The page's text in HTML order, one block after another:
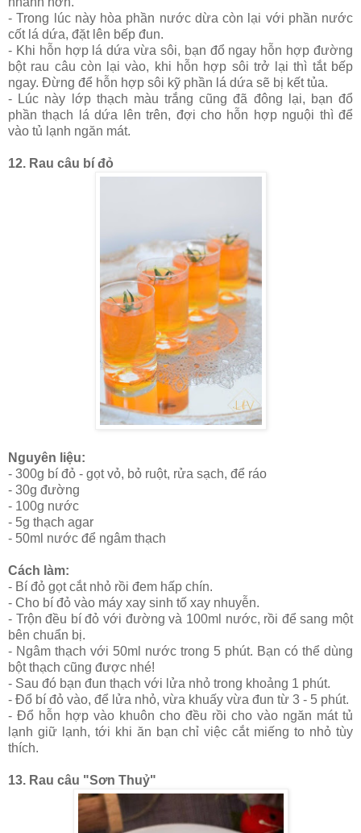
- Trong lúc này hòa phần nước dừa còn lại với phần nước
cốt lá dứa, đặt lên bếp đun.
- Khi hỗn hợp lá dứa vừa sôi, bạn đổ ngay hỗn hợp đường
bột rau câu còn lại vào, khi hỗn hợp sôi trở lại thì tắt bếp
ngay. Đừng để hỗn hợp sôi kỹ phần lá dứa sẽ bị kết tủa.
- Lúc này lớp thạch màu trắng cũng đã đông lại, bạn đổ
phần thạch lá dứa lên trên, đợi cho hỗn hợp nguội thì để
vào tủ lạnh ngăn mát.
12. Rau câu bí đỏ
Nguyên liệu:
- 300g bí đỏ - gọt vỏ, bỏ ruột, rửa sạch, để ráo
- 30g đường
- 100g nước
- 5g thạch agar
- 50ml nước để ngâm thạch
Cách làm:
- Bí đỏ gọt cắt nhỏ rồi đem hấp chín.
- Cho bí đỏ vào máy xay sinh tố xay nhuyễn.
- Trộn đều bí đỏ với đường và 100ml nước, rồi để sang một
bên chuẩn bị.
- Ngâm thạch với 50ml nước trong 5 phút. Bạn có thể dùng
bột thạch cũng được nhé!
- Sau đó bạn đun thạch với lửa nhỏ trong khoảng 1 phút.
- Đổ bí đỏ vào, để lửa nhỏ, vừa khuấy vừa đun từ 3 - 5 phút.
- Đổ hỗn hợp vào khuôn cho đều rồi cho vào ngăn mát tủ
lạnh giữ lạnh, tới khi ăn bạn chỉ việc cắt miếng to nhỏ tùy
thích.
13. Rau câu "Sơn Thuỷ"